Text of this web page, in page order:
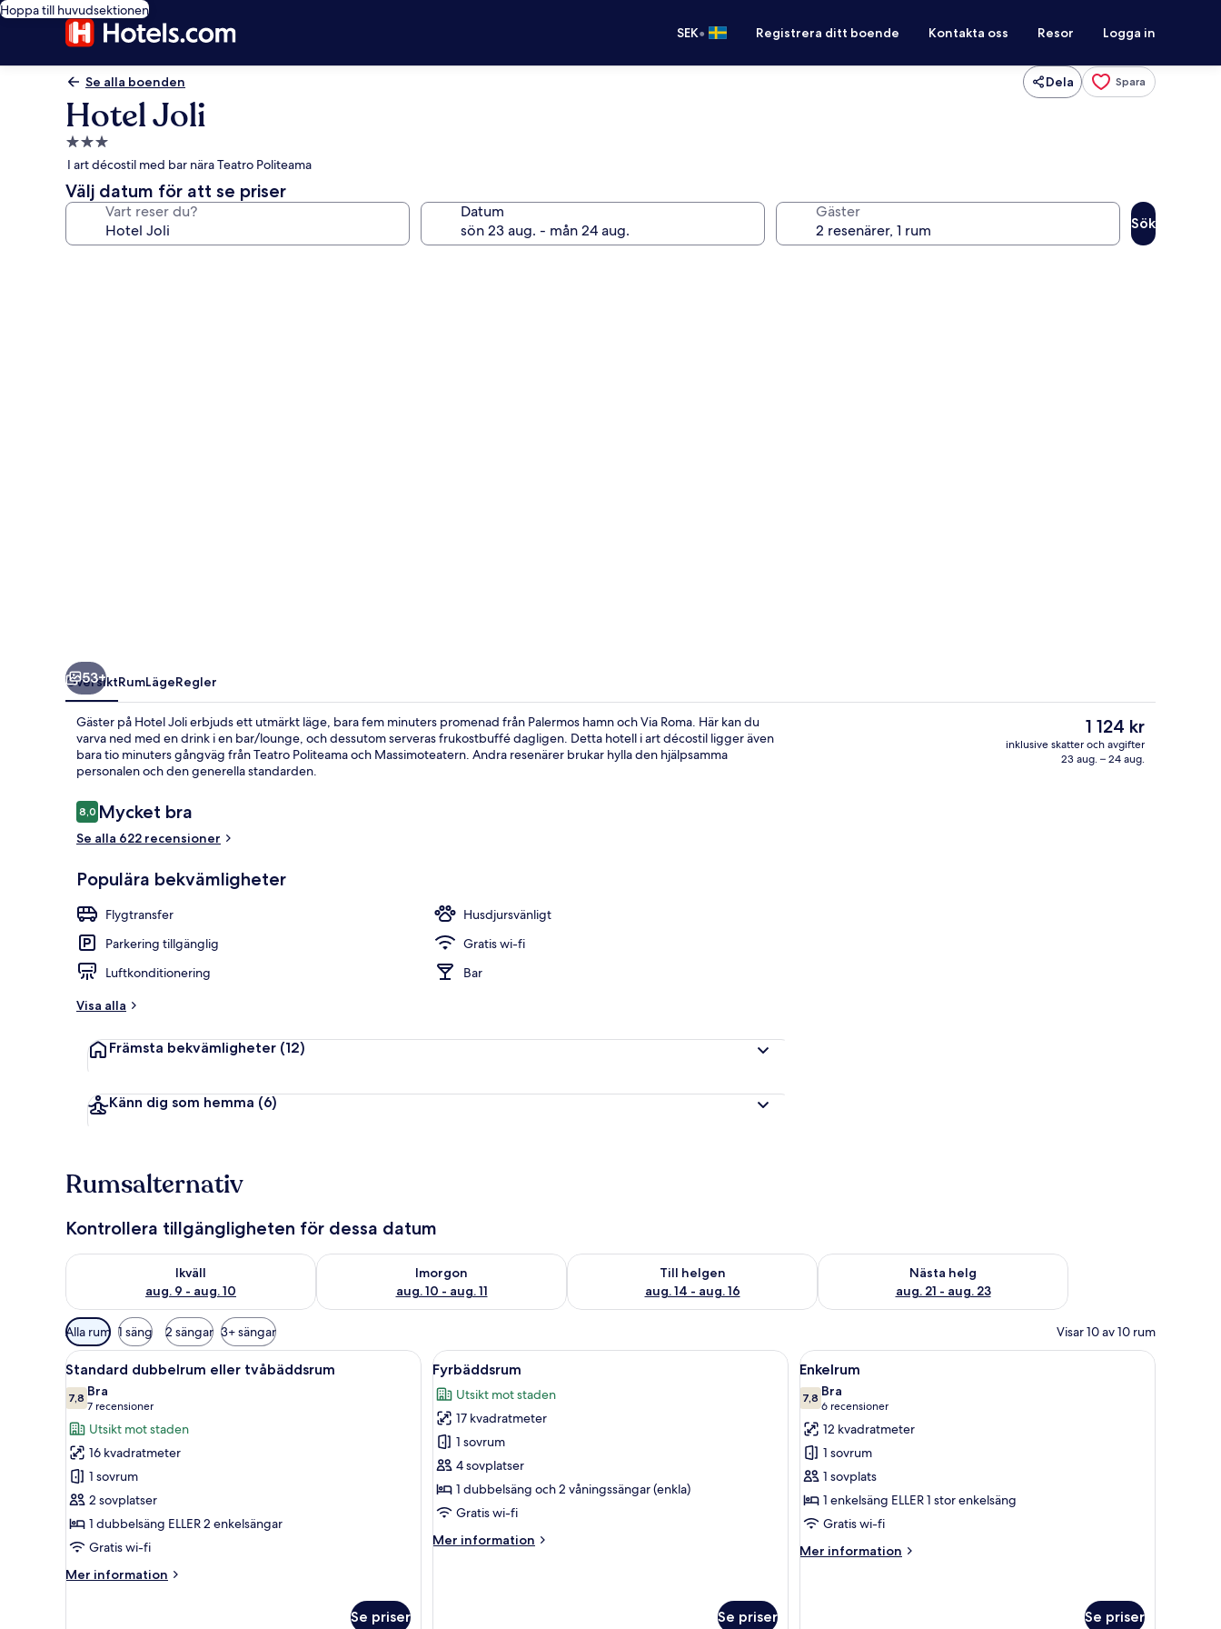
Hoppa till huvudsektionen
SEK• Registrera ditt boende Kontakta oss Resor Logga in
Se alla boenden Dela Spara
Hotel Joli
3.0-
stjärnigt
boende
I art décostil med bar nära Teatro Politeama
Välj datum för att se priser
Vart reser du? Datum Gäster
Sök
Superior-rum |
53+
ÖversiktRumLägeRegler
Gäster på Hotel Joli erbjuds ett utmärkt läge, bara fem minuters promenad från Palermos hamn och Via Roma. Här kan du
varva ned med en drink i en bar/lounge, och dessutom serveras frukostbuffé dagligen. Detta hotell i art décostil ligger även
bara tio minuters gångväg från Teatro Politeama och Massimoteatern. Andra resenärer brukar hylla den hjälpsamma
personalen och den generella standarden.
Recensioner
8,08,0 av 10,
Mycket bra
Se alla 622 recensioner
Populära bekvämligheter
Flygtransfer
Husdjursvänligt
Parkering tillgänglig
Gratis wi-fi
Luftkonditionering
Bar
Visa alla
Främsta bekvämligheter (12)
Känn dig som hemma (6)
Det
nuvarande
priset
1 124 kr
inklusive skatter och avgifter
23 aug. – 24 aug.
Rumsalternativ
Kontrollera tillgängligheten för dessa datum
Ikväll
aug. 9 - aug. 10
Kontrollera tillgängligheten för ikväll aug. 9 - aug. 10
Imorgon
aug. 10 - aug. 11
Kontrollera tillgängligheten för imorgon aug. 10 - aug. 11
Till helgen
aug. 14 - aug. 16
Kontrollera tillgängligheten för den här helgen aug. 14 - aug. 16
Nästa helg
aug. 21 - aug. 23
Kontrollera tillgängligheten för nästa helg aug. 21 - aug. 23
Tillgängliga
filter
för
rum
Alla rum 1 säng 2 sängar 3+ sängar Visar 10 av 10 rum
Öppna
alla
foton
för
Standard
dubbelrum
eller
tvåbäddsrum
Ett hotellrum med en stor säng, två sänglampor, en tavla ovanför sängen och en telefon på ett litet bord bredvid sängen.
6
Standard dubbelrum eller tvåbäddsrum
7,87,8 av 10
Bra
7 recensioner
(7 recensioner)
Utsikt mot staden
16 kvadratmeter
1 sovrum
2 sovplatser
1 dubbelsäng ELLER 2 enkelsängar
Gratis wi-fi
Mer information
Mer
Se priser
Öppna
alla
foton
för
Fyrbäddsrum
Ett hotellrum med en stor säng, två sänglampor, en tavla ovanför sängen och en telefon på ett litet bord bredvid
6
Fyrbäddsrum
Utsikt mot staden
17 kvadratmeter
1 sovrum
4 sovplatser
1 dubbelsäng och 2 våningssängar (enkla)
Gratis wi-fi
Mer information
Mer
Se priser
Öppna
alla
foton
för
Enkelrum
Värdeförvaringsskåp på rummet, skrivbord
5
Enkelrum
7,87,8 av 10
Bra
6 recensioner
(6 recensioner)
12 kvadratmeter
1 sovrum
1 sovplats
1 enkelsäng ELLER 1 stor enkelsäng
Gratis wi-fi
Mer information
Mer
Se priser